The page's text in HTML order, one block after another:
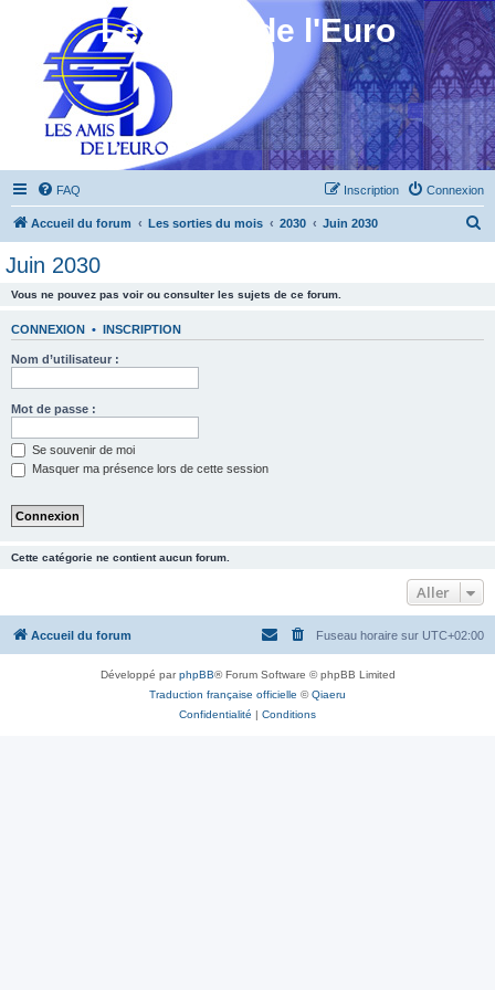
Les Amis de l'Euro
FAQ Connexion
Inscription
Accueil du forum Les sorties du mois 2030 Juin 2030
Juin 2030
Vous ne pouvez pas voir ou consulter les sujets de ce forum.
CONNEXION • INSCRIPTION
Nom d’utilisateur :
Mot de passe :
Se souvenir de moi
Masquer ma présence lors de cette session
Cette catégorie ne contient aucun forum.
Aller
Accueil du forum Fuseau horaire sur UTC+02:00
Développé parphpBB® Forum Software © phpBB Limited
Traduction française officielle ©Qiaeru
Confidentialité | Conditions